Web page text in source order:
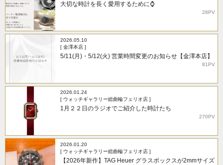
大切な時計を長く愛用するために⌚
28PV
2026.05.10
[ 金澤本店 ]
5/11(月)・5/12(火) 営業時間変更のお知らせ【金澤本店】
81PV
2026.01.24
[ ウォッチギャラリー総曲輪フェリオ店 ]
1月２２日のラジオでご紹介した時計たち
270PV
2026.01.20
[ ウォッチギャラリー総曲輪フェリオ店 ]
【2026年新作】TAG Heuer グラスボックスが2mmサイズ